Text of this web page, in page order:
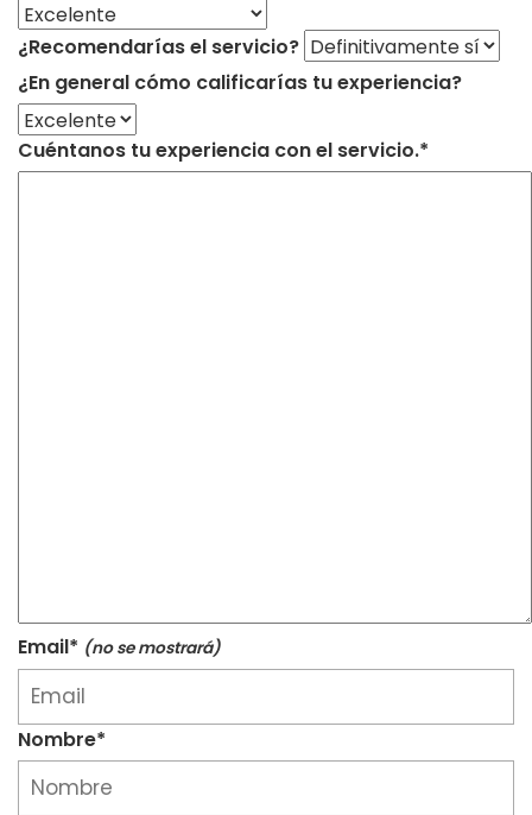
¿Recomendarías el servicio?
¿En general cómo calificarías tu experiencia?
Cuéntanos tu experiencia con el servicio.*
Email* (no se mostrará)
Nombre*